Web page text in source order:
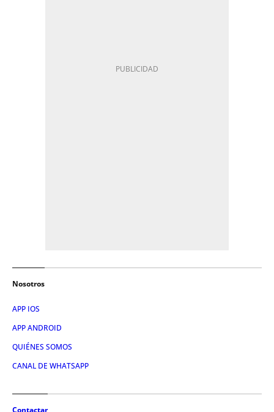
Nosotros
APP IOS
APP ANDROID
QUIÉNES SOMOS
CANAL DE WHATSAPP
Contactar